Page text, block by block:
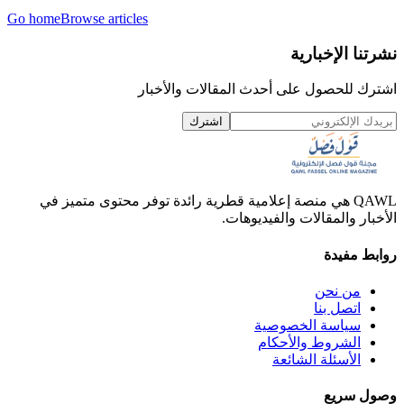
Go homeBrowse articles
نشرتنا الإخبارية
اشترك للحصول على أحدث المقالات والأخبار
اشترك
QAWL هي منصة إعلامية قطرية رائدة توفر محتوى متميز في
الأخبار والمقالات والفيديوهات.
روابط مفيدة
من نحن
اتصل بنا
سياسة الخصوصية
الشروط والأحكام
الأسئلة الشائعة
وصول سريع